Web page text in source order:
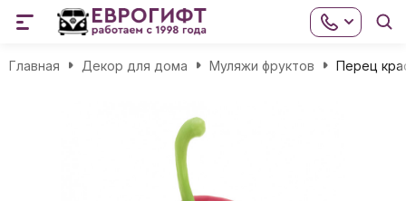
Главная Декор для дома Муляжи фруктов Перец